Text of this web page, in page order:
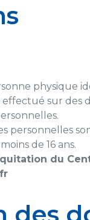
physique
sur des
personnelles
de 16 ans.
du